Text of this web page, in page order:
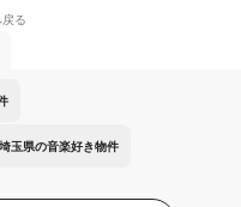
埼玉県の音楽好き物件